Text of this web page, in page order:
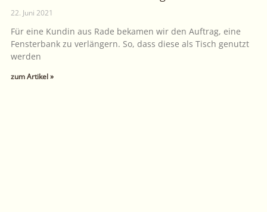
22. Juni 2021
Für eine Kundin aus Rade bekamen wir den Auftrag, eine
Fensterbank zu verlängern. So, dass diese als Tisch genutzt
werden
zum Artikel »